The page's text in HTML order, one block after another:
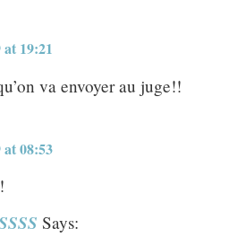
19:21
va envoyer au juge!!
at 08:53
Says: